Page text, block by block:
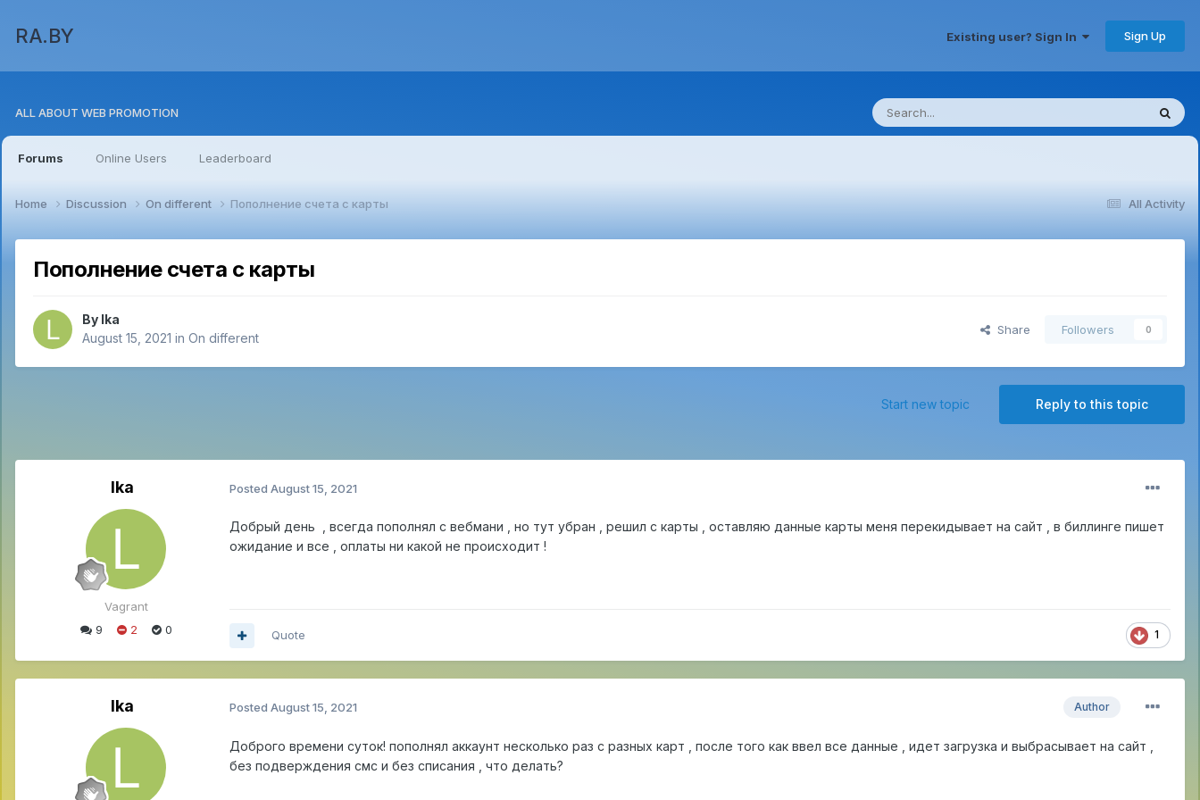
RA.BY Existing user? Sign In Sign Up
ALL ABOUT WEB PROMOTION
Forums Online Users Leaderboard
All Activity
Home Discussion On different Пополнение счета с карты
Пополнение счета с карты
By lka
August 15, 2021 in On different
Share Followers 0
Reply to this topic
Start new topic
lka
Vagrant
9
2 0
Posted August 15, 2021
Добрый день , всегда пополнял с вебмани , но тут убран , решил с карты , оставляю данные карты меня перекидывает на сайт , в биллинге пишет
ожидание и все , оплаты ни какой не происходит !
1
Quote
lka Author
Posted August 15, 2021
Доброго времени суток! пополнял аккаунт несколько раз с разных карт , после того как ввел все данные , идет загрузка и выбрасывает на сайт ,
без подверждения смс и без списания , что делать?